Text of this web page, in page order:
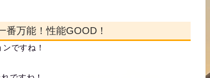
万能！性能GOOD！
ですね！